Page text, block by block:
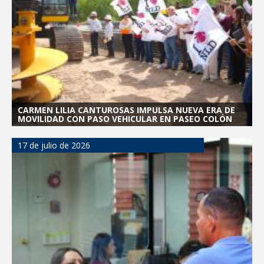
CARMEN LILIA CANTUROSAS IMPULSA NUEVA ERA DE
MOVILIDAD CON PASO VEHICULAR EN PASEO COLÓN
17 de julio de 2026